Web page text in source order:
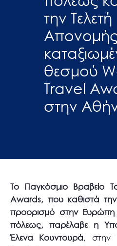
την Τελετή
θεσμού
Travel
στην
Το Παγκόσμιο Βραβείο
Awards, που καθιστά
προορισμό στην Ευρώπη
πόλεως, παρέλαβε η
Έλενα Κουντουρά, στην